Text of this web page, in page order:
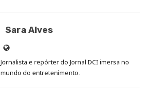
Sara Alves
Site
de
Sara
Jornalista e repórter do Jornal DCI imersa no
mundo do entretenimento.